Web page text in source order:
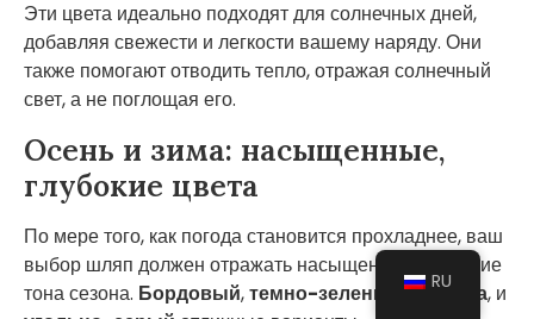
Эти цвета идеально подходят для солнечных дней,
добавляя свежести и легкости вашему наряду. Они
также помогают отводить тепло, отражая солнечный
свет, а не поглощая его.
Осень и зима: насыщенные,
глубокие цвета
По мере того, как погода становится прохладнее, ваш
выбор шляп должен отражать насыщенные, глубокие
тона сезона. Бордовый,темно-зеленый ,горчица, и
RU